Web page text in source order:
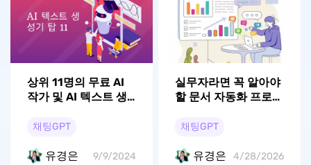
상위 11명의 무료 AI
작가 및 AI 텍스트 생
채팅GPT
유경은 9/9/2024
실무자라면 꼭 알아야
할 문서 자동화 프로그
채팅GPT
유경은 4/28/2026